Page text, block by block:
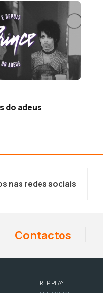
do adeus
nas redes sociais
Contactos
RTP PLAY